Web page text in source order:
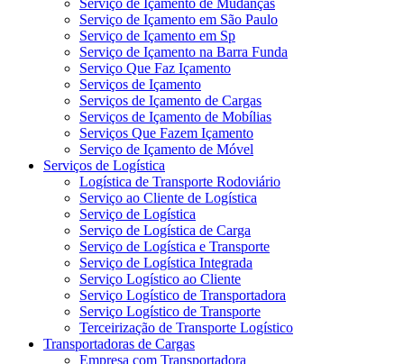
Serviço de Içamento de Mudanças
Serviço de Içamento em São Paulo
Serviço de Içamento em Sp
Serviço de Içamento na Barra Funda
Serviço Que Faz Içamento
Serviços de Içamento
Serviços de Içamento de Cargas
Serviços de Içamento de Mobílias
Serviços Que Fazem Içamento
Serviço de Içamento de Móvel
Serviços de Logística
Logística de Transporte Rodoviário
Serviço ao Cliente de Logística
Serviço de Logística
Serviço de Logística de Carga
Serviço de Logística e Transporte
Serviço de Logística Integrada
Serviço Logístico ao Cliente
Serviço Logístico de Transportadora
Serviço Logístico de Transporte
Terceirização de Transporte Logístico
Transportadoras de Cargas
Empresa com Transportadora